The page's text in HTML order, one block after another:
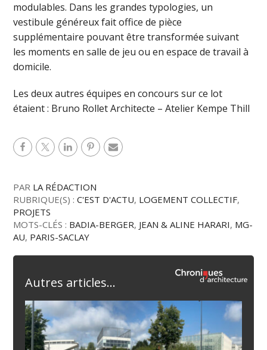
modulables. Dans les grandes typologies, un
vestibule généreux fait office de pièce
supplémentaire pouvant être transformée suivant
les moments en salle de jeu ou en espace de travail à
domicile.
Les deux autres équipes en concours sur ce lot
étaient : Bruno Rollet Architecte – Atelier Kempe Thill
PAR LA RÉDACTION
RUBRIQUE(S) :C'EST D'ACTU, LOGEMENT COLLECTIF,
PROJETS
MOTS-CLÉS : BADIA-BERGER, JEAN & ALINE HARARI, MG-
AU, PARIS-SACLAY
Autres articles...